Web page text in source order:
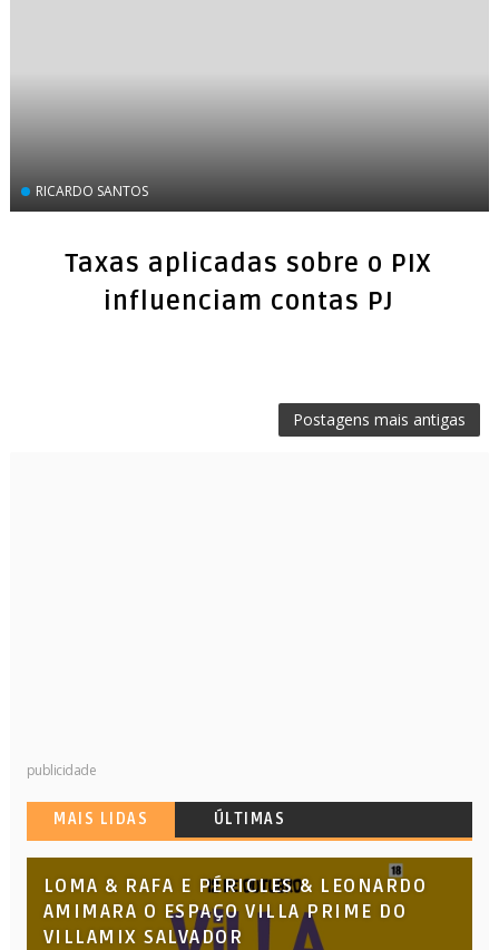
RICARDO SANTOS
Taxas aplicadas sobre o PIX
influenciam contas PJ
Postagens mais antigas
publicidade
MAIS LIDAS ÚLTIMAS
LOMA & RAFA E PÉRICLES & LEONARDO
AMIMARA O ESPAÇO VILLA PRIME DO
VILLAMIX SALVADOR